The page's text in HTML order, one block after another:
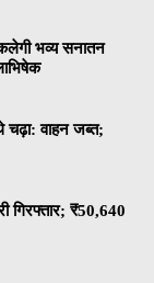
भव्य सनातन
चढ़ा: वाहन जब्त;
₹50,640